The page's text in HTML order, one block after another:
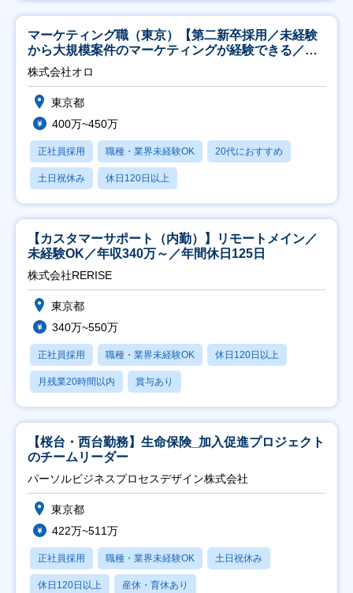
マーケティング職（東京）【第二新卒採用／未経験
から大規模案件のマーケティングが経験できる／研
修充実】
株式会社オロ
東京都
400万~450万
正社員採用 職種・業界未経験OK 20代におすすめ
土日祝休み 休日120日以上
【カスタマーサポート（内勤）】リモートメイン／
未経験OK／年収340万～／年間休日125日
株式会社RERISE
東京都
340万~550万
正社員採用 職種・業界未経験OK 休日120日以上
月残業20時間以内 賞与あり
【桜台・西台勤務】生命保険_加入促進プロジェクト
のチームリーダー
パーソルビジネスプロセスデザイン株式会社
東京都
422万~511万
正社員採用 職種・業界未経験OK 土日祝休み
休日120日以上 産休・育休あり